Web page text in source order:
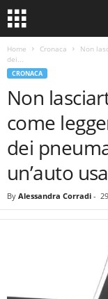
Home Cronaca
Non
dei...
CRONACA
Non
come
dei
un’auto
By Alessandra Corradi -